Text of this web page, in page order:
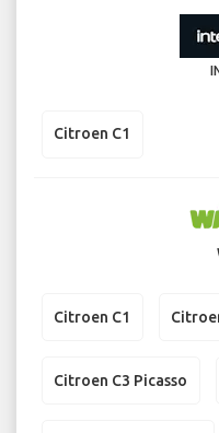
Citroen C1
Citroen C1
Citroen C3 Picasso